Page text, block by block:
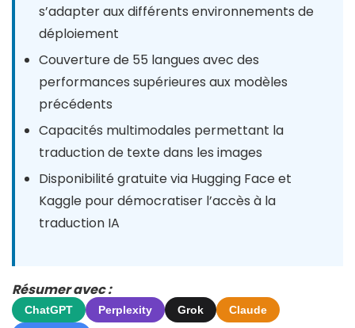
s’adapter aux différents environnements de
déploiement
Couverture de 55 langues avec des
performances supérieures aux modèles
précédents
Capacités multimodales permettant la
traduction de texte dans les images
Disponibilité gratuite via Hugging Face et
Kaggle pour démocratiser l’accès à la
traduction IA
Résumer avec :
ChatGPT Perplexity Grok
Claude